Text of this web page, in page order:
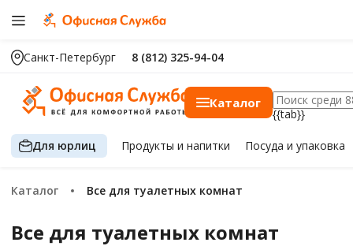
Санкт-Петербург 8 (812) 325-94-04
Каталог
{{tab}}
Для юрлиц Продуктыи напитки Посуда и упаковка
Каталог Все для туалетных комнат
Все для туалетных комнат